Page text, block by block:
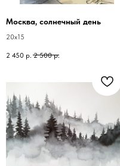
Москва, солнечный день
20х15
2 450 р. 2 500 р.